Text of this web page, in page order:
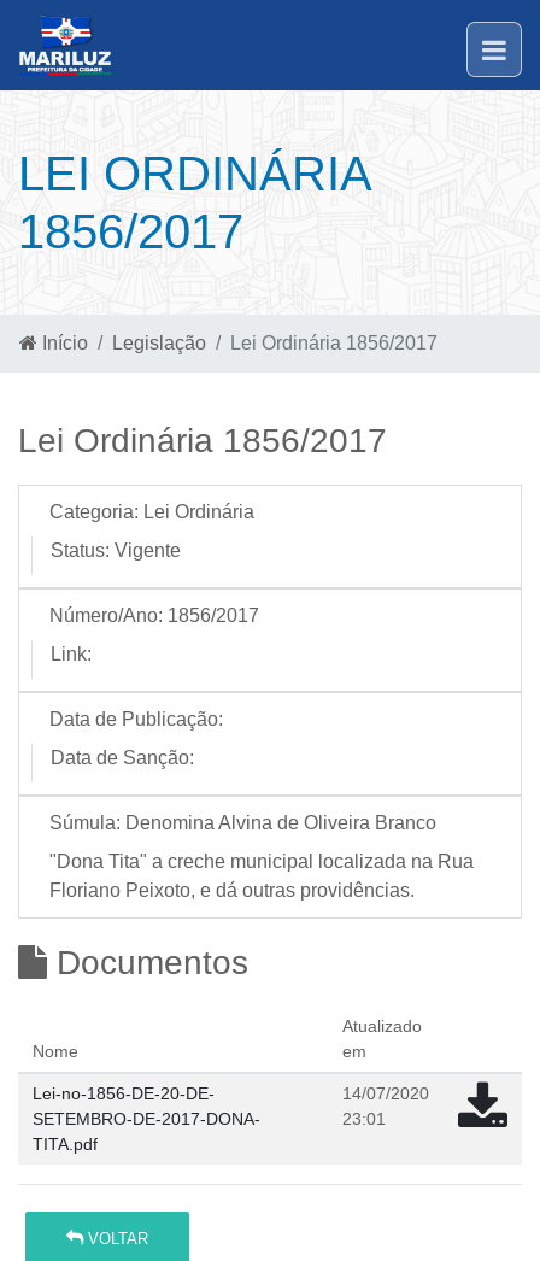
LEI ORDINÁRIA
1856/2017
Início Legislação Lei Ordinária 1856/2017
Lei Ordinária 1856/2017
Categoria: Lei Ordinária
Status: Vigente
Número/Ano: 1856/2017
Link:
Data de Publicação:
Data de Sanção:
Súmula: Denomina Alvina de Oliveira Branco
"Dona Tita" a creche municipal localizada na Rua
Floriano Peixoto, e dá outras providências.
Documentos
Nome
Atualizado
em
Lei-no-1856-DE-20-DE-
SETEMBRO-DE-2017-DONA-
TITA.pdf
14/07/2020
23:01
VOLTAR